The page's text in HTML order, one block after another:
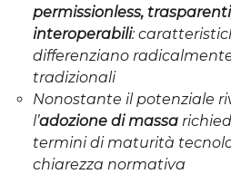
permissionless,
interoperabili:
differenziano
tradizionali
Nonostante il potenziale
l’adozione di massa
termini di maturità
chiarezza normativa